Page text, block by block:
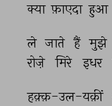
क्या फ़ाएदा हुआ
ले जाते हैं मुझे
रोज़े
मिरे इधर
हक़्क़-उल-यक़ीं